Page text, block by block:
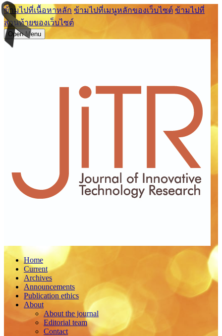
ข้ามไปที่เนื้อหาหลัก ข้ามไปที่เมนูหลักของเว็บไซต์ ข้ามไปที่
ส่วนท้ายของเว็บไซต์
Open Menu
Home
Current
Archives
Announcements
Publication ethics
About
About the journal
Editorial team
Contact